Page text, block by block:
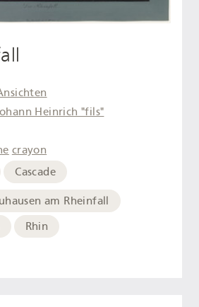
Heinrich "fils"
crayon
Cascade
am Rheinfall
Rhin